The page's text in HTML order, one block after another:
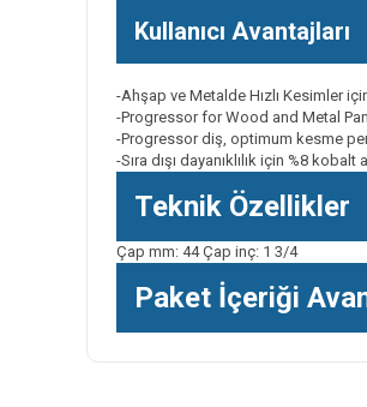
Kullanıcı Avantajları
-Ahşap ve Metalde Hızlı Kesimler
-Progressor for Wood and Metal
-Progressor diş, optimum kesme
-Sıra dışı dayanıklılık için %8
Teknik Özellikler
Çap mm: 44 Çap inç: 1 3/4
Paket İçeriği
Bu ürünün fiyat bilgisi, resim, ürün